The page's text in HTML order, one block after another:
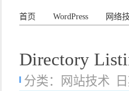
首页 WordPress 网络
Directory
分类： 网站技术